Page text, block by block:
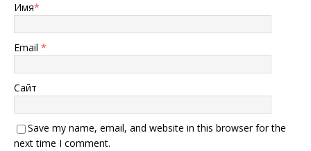
Имя*
Email *
Сайт
Save my name, email, and website in this browser for the
next time I comment.